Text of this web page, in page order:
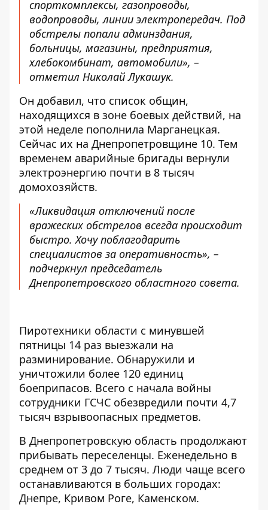
спорткомплексы, газопроводы,
водопроводы, линии электропередач. Под
обстрелы попали админздания,
больницы, магазины, предприятия,
хлебокомбинат, автомобили», –
отметил Николай Лукашук.
Он добавил, что список общин,
находящихся в зоне боевых действий, на
этой неделе пополнила Марганецкая.
Сейчас их на Днепропетровщине 10. Тем
временем аварийные бригады вернули
электроэнергию почти в 8 тысяч
домохозяйств.
«Ликвидация отключений после
вражеских обстрелов всегда происходит
быстро. Хочу поблагодарить
специалистов за оперативность», –
подчеркнул председатель
Днепропетровского областного совета.
Пиротехники области с минувшей
пятницы 14 раз выезжали на
разминирование. Обнаружили и
уничтожили более 120 единиц
боеприпасов. Всего с начала войны
сотрудники ГСЧС обезвредили почти 4,7
тысяч взрывоопасных предметов.
В Днепропетровскую область продолжают
прибывать переселенцы. Еженедельно в
среднем от 3 до 7 тысяч. Люди чаще всего
останавливаются в больших городах:
Днепре, Кривом Роге, Каменском.